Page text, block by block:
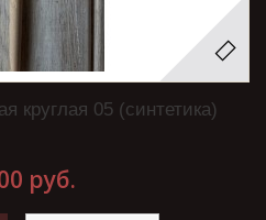
круглая 05 (синтетика)
руб.